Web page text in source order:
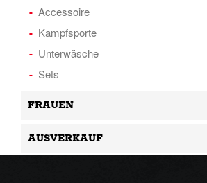
Accessoire
Kampfsporte
Unterwäsche
Sets
FRAUEN
AUSVERKAUF